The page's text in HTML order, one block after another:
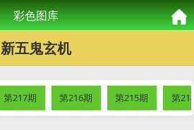
彩色图库
新五鬼玄机
第217期 第216期 第215期 第